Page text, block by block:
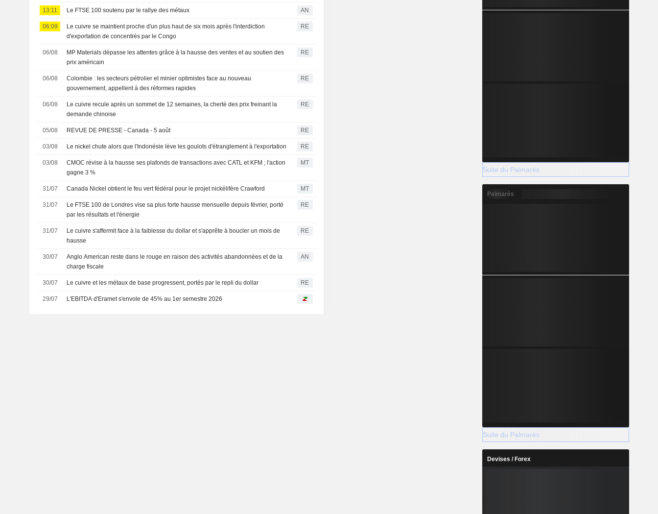
13:11 Le FTSE 100 soutenu par le rallye des métaux AN
06:09
Le cuivre se maintient proche d'un plus haut de six mois après l'interdiction
d'exportation de concentrés par le Congo
RE
06/08
MP Materials dépasse les attentes grâce à la hausse des ventes et au soutien des
prix américain
RE
06/08
Colombie : les secteurs pétrolier et minier optimistes face au nouveau
gouvernement, appellent à des réformes rapides
RE
06/08
Le cuivre recule après un sommet de 12 semaines, la cherté des prix freinant la
demande chinoise
RE
05/08 REVUE DE PRESSE - Canada - 5 août RE
03/08 Le nickel chute alors que l'Indonésie lève les goulots d'étranglement à l'exportation RE
03/08
CMOC révise à la hausse ses plafonds de transactions avec CATL et KFM ; l'action
gagne 3 %
MT
31/07 Canada Nickel obtient le feu vert fédéral pour le projet nickélifère Crawford MT
31/07
Le FTSE 100 de Londres vise sa plus forte hausse mensuelle depuis février, porté
par les résultats et l'énergie
RE
31/07
Le cuivre s'affermit face à la faiblesse du dollar et s'apprête à boucler un mois de
hausse
RE
30/07
Anglo American reste dans le rouge en raison des activités abandonnées et de la
charge fiscale
AN
30/07 Le cuivre et les métaux de base progressent, portés par le repli du dollar RE
29/07 L'EBITDA d'Eramet s'envole de 45% au 1er semestre 2026
Suite du Palmarès
Palmarès
Suite du Palmarès
Devises / Forex